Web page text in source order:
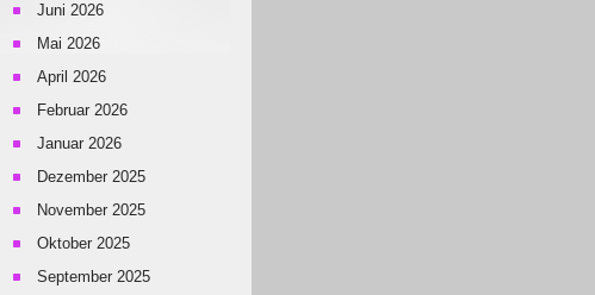
Juni 2026
Mai 2026
April 2026
Februar 2026
Januar 2026
Dezember 2025
November 2025
Oktober 2025
September 2025